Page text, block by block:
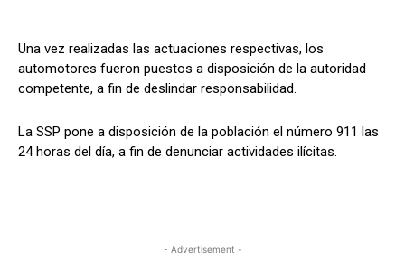
Una vez realizadas las actuaciones respectivas, los
automotores fueron puestos a disposición de la autoridad
competente, a fin de deslindar responsabilidad.
La SSP pone a disposición de la población el número 911 las
24 horas del día, a fin de denunciar actividades ilícitas.
- Advertisement -